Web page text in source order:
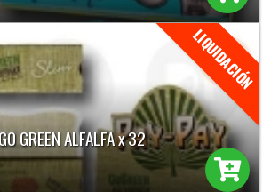
GREEN ALFALFA x 32